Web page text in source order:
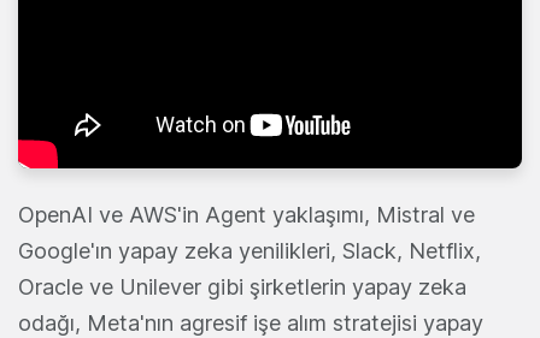
OpenAI ve AWS'in Agent yaklaşımı, Mistral ve
Google'ın yapay zeka yenilikleri, Slack, Netflix,
Oracle ve Unilever gibi şirketlerin yapay zeka
odağı, Meta'nın agresif işe alım stratejisi yapay